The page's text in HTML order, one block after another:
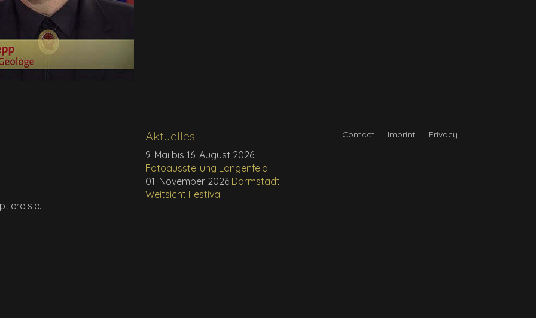
sie.
Aktuelles
9. Mai bis 16. August 2026
Fotoausstellung Langenfeld
01. November 2026 Darmstadt
Weitsicht Festival
Contact Imprint Privacy